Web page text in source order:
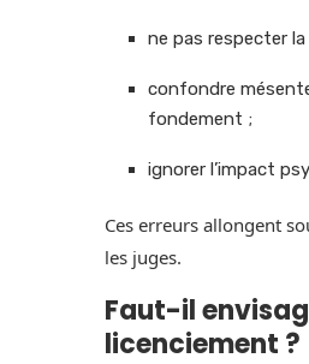
ne pas respecter
confondre
fondement ;
ignorer l’impact
Ces erreurs allongent
les juges.
Faut-il
licenciement ?